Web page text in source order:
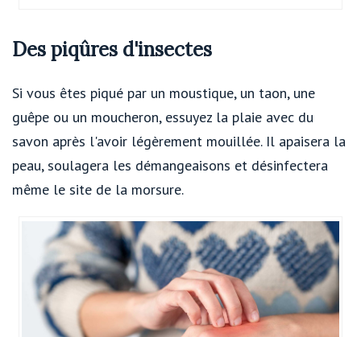
Des piqûres d'insectes
Si vous êtes piqué par un moustique, un taon, une
guêpe ou un moucheron, essuyez la plaie avec du
savon après l'avoir légèrement mouillée. Il apaisera la
peau, soulagera les démangeaisons et désinfectera
même le site de la morsure.